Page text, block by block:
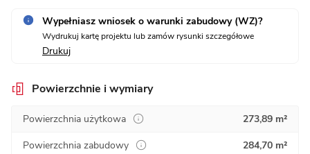
Wypełniasz wniosek o warunki zabudowy (WZ)?
Wydrukuj kartę projektu lub zamów rysunki szczegółowe
Drukuj
Powierzchnie i wymiary
Powierzchnia użytkowa
273,89 m²
Powierzchnia zabudowy
284,70 m²